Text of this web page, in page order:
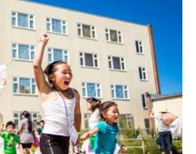
복
사
기
경
하
기